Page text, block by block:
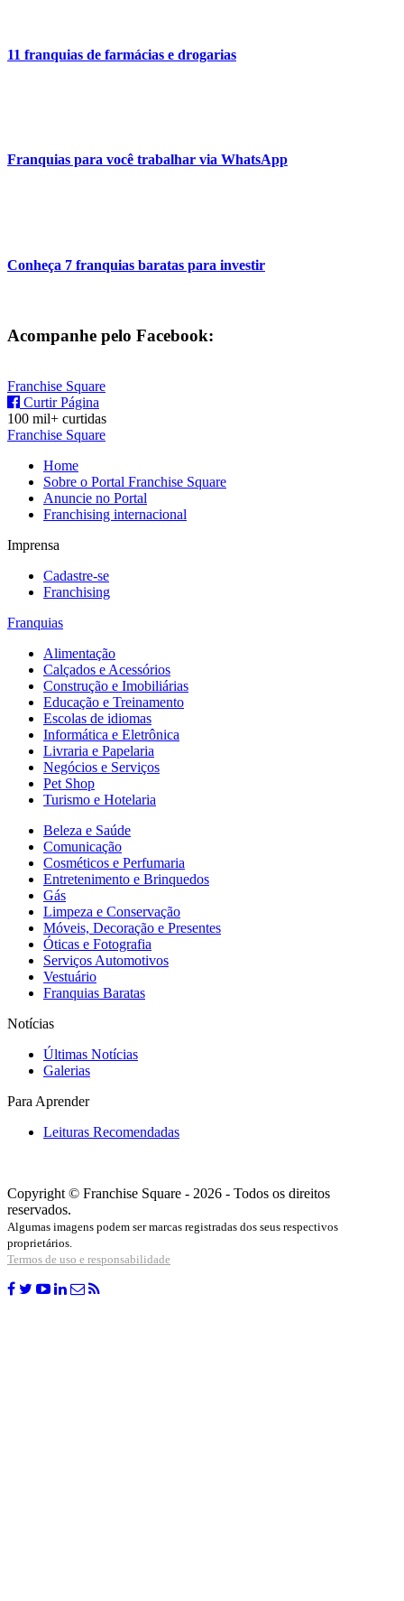
11 franquias de farmácias e drogarias
Franquias para você trabalhar via WhatsApp
Conheça 7 franquias baratas para investir
Acompanhe pelo Facebook:
Franchise Square
Curtir Página
100 mil+ curtidas
Franchise Square
Home
Sobre o Portal Franchise Square
Anuncie no Portal
Franchising internacional
Imprensa
Cadastre-se
Franchising
Franquias
Alimentação
Calçados e Acessórios
Construção e Imobiliárias
Educação e Treinamento
Escolas de idiomas
Informática e Eletrônica
Livraria e Papelaria
Negócios e Serviços
Pet Shop
Turismo e Hotelaria
Beleza e Saúde
Comunicação
Cosméticos e Perfumaria
Entretenimento e Brinquedos
Gás
Limpeza e Conservação
Móveis, Decoração e Presentes
Óticas e Fotografia
Serviços Automotivos
Vestuário
Franquias Baratas
Notícias
Últimas Notícias
Galerias
Para Aprender
Leituras Recomendadas
Copyright © Franchise Square - 2026 - Todos os direitos
reservados.
Algumas imagens podem ser marcas registradas dos seus respectivos
proprietários.
Termos de uso e responsabilidade